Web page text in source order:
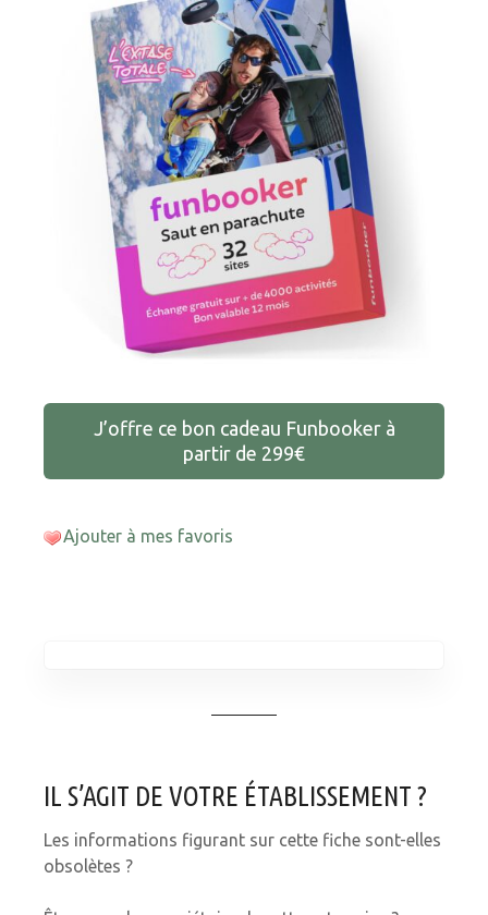
J’offre ce bon cadeau Funbooker à
partir de 299€
Ajouter à mes favoris
IL S’AGIT DE VOTRE ÉTABLISSEMENT ?
Les informations figurant sur cette fiche sont-elles
obsolètes ?